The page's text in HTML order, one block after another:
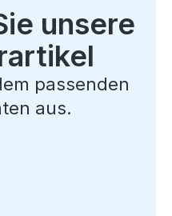
unsere
passenden
aus.